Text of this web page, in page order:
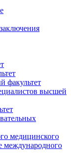
факультет
высшей
медицинского
международного